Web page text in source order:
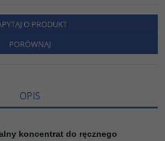
y
L
n
k
z
i
e
l
s
O PRODUKT
PORÓWNAJ
OPIS
koncentrat do ręcznego